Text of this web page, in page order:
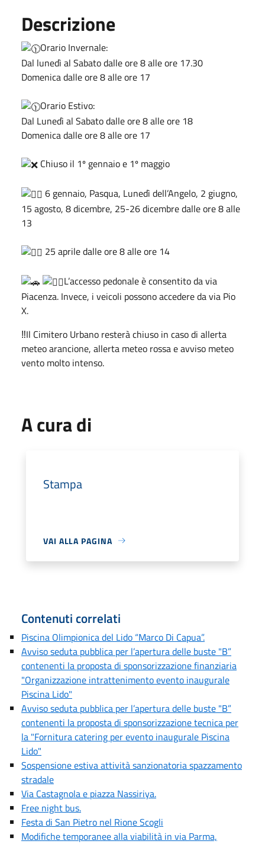
Descrizione
Orario Invernale:
Dal lunedì al Sabato dalle ore 8 alle ore 17.30
Domenica dalle ore 8 alle ore 17
Orario Estivo:
Dal Lunedì al Sabato dalle ore 8 alle ore 18
Domenica dalle ore 8 alle ore 17
Chiuso il 1º gennaio e 1º maggio
6 gennaio, Pasqua, Lunedì dell’Angelo, 2 giugno,
15 agosto, 8 dicembre, 25-26 dicembre dalle ore 8 alle
13
25 aprile dalle ore 8 alle ore 14
L’accesso pedonale è consentito da via
Piacenza. Invece, i veicoli possono accedere da via Pio
X.
‼️Il Cimitero Urbano resterà chiuso in caso di allerta
meteo arancione, allerta meteo rossa e avviso meteo
vento molto intenso.
A cura di
Stampa
VAI ALLA PAGINA
Contenuti correlati
Piscina Olimpionica del Lido “Marco Di Capua”.
Avviso seduta pubblica per l’apertura delle buste "B”
contenenti la proposta di sponsorizzazione finanziaria
"Organizzazione intrattenimento evento inaugurale
Piscina Lido"
Avviso seduta pubblica per l’apertura delle buste "B”
contenenti la proposta di sponsorizzazione tecnica per
la "Fornitura catering per evento inaugurale Piscina
Lido"
Sospensione estiva attività sanzionatoria spazzamento
stradale
Via Castagnola e piazza Nassiriya.
Free night bus.
Festa di San Pietro nel Rione Scogli
Modifiche temporanee alla viabilità in via Parma,